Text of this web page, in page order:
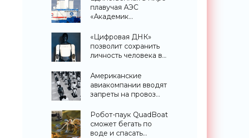
крови - «Технологии»
плавучая АЭС
«Академик
прошла
международную
аттестацию -
«Цифровая ДНК»
позволит сохранить
личность человека в
теле после смерти -
«Технологии»
Американские
авиакомпании вводят
запреты на провоз
самолетах - «Роботы»
Робот-паук QuadBoat
сможет бегать по
воде и спасать